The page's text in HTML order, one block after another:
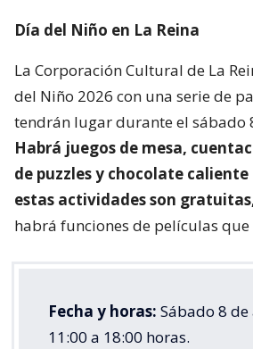
Día del Niño en La Reina
La Corporación Cultural de La
del Niño 2026 con una serie de
tendrán lugar durante el sábado
Habrá juegos de mesa,
de puzzles y chocolate
estas actividades son
habrá funciones de películas que
Fecha y horas: Sábado 8
11:00 a 18:00 horas.